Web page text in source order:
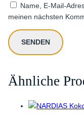
Name, E-Mail-
meinen nächsten
Ähnliche